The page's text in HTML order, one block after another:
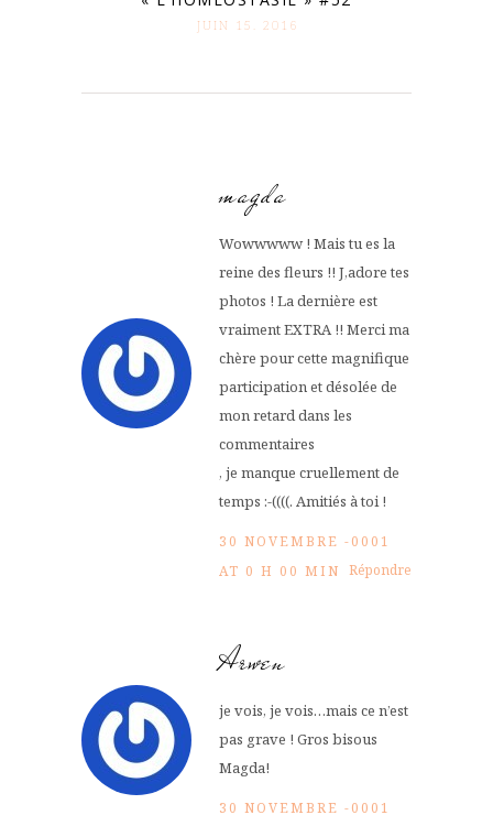
JUIN 15. 2016
magda
Wowwwww ! Mais tu es la
reine des fleurs !! J,adore tes
photos ! La dernière est
vraiment EXTRA !! Merci ma
chère pour cette magnifique
participation et désolée de
mon retard dans les
commentaires
, je manque cruellement de
temps :-((((. Amitiés à toi !
30 NOVEMBRE -0001
AT 0 H 00 MIN Répondre
Arwen
je vois, je vois…mais ce n’est
pas grave ! Gros bisous
Magda!
30 NOVEMBRE -0001